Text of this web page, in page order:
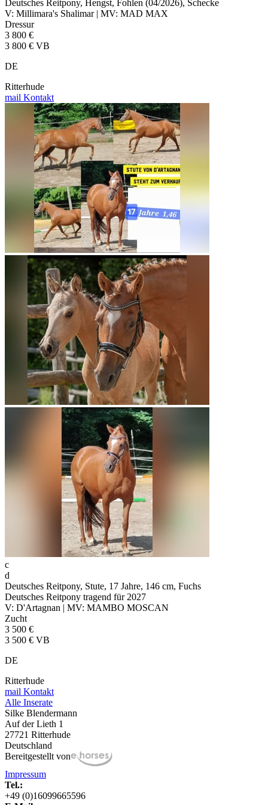
Deutsches Reitpony, Hengst, Fohlen (04/2026), Schecke
V: Millimara's Shalimar | MV: MAD MAX
Dressur
3 800 €
3 800 € VB
DE
Ritterhude
mail Kontakt
c
d
Deutsches Reitpony, Stute, 17 Jahre, 146 cm, Fuchs
Deutsches Reitpony tragend für 2027
V: D'Artagnan | MV: MAMBO MOSCAN
Zucht
3 500 €
3 500 € VB
DE
Ritterhude
mail Kontakt
Alle Inserate
Silke Blendermann
Auf der Lieth 1
27721 Ritterhude
Deutschland
Bereitgestellt von
Impressum
Tel.:
+49 (0)16099665596